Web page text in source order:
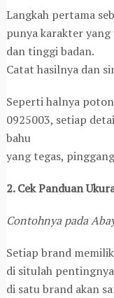
Langkah pertama
punya karakter
dan tinggi badan.
Catat hasilnya dan
Seperti halnya
0925003, setiap
bahu
yang tegas,
2. Cek Panduan
Contohnya pada
Setiap brand
di situlah
di satu brand akan